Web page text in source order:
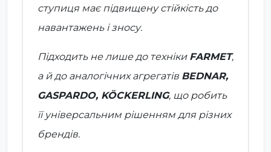
ступиця має підвищену стійкість до
навантажень і зносу.
Підходить не лише до техніки FARMET,
а й до аналогічних агрегатів BEDNAR,
GASPARDO, KÖCKERLING, що робить
її універсальним рішенням для різних
брендів.